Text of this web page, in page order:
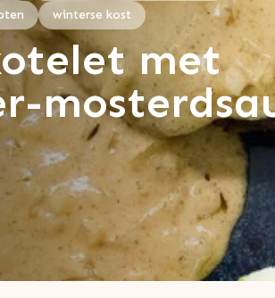
winterse kost
met